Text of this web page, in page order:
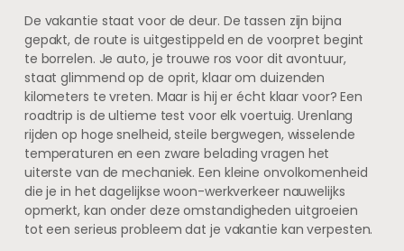
De vakantie staat voor de deur. De tassen zijn bijna
gepakt, de route is uitgestippeld en de voorpret begint
te borrelen. Je auto, je trouwe ros voor dit avontuur,
staat glimmend op de oprit, klaar om duizenden
kilometers te vreten. Maar is hij er écht klaar voor? Een
roadtrip is de ultieme test voor elk voertuig. Urenlang
rijden op hoge snelheid, steile bergwegen, wisselende
temperaturen en een zware belading vragen het
uiterste van de mechaniek. Een kleine onvolkomenheid
die je in het dagelijkse woon-werkverkeer nauwelijks
opmerkt, kan onder deze omstandigheden uitgroeien
tot een serieus probleem dat je vakantie kan verpesten.